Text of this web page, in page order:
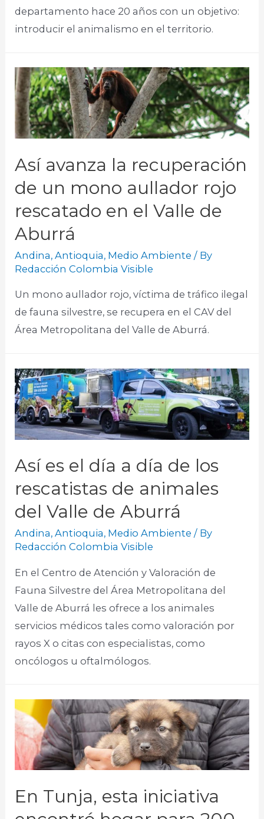
departamento hace 20 años con un objetivo:
introducir el animalismo en el territorio.
Así avanza la recuperación
de un mono aullador rojo
rescatado en el Valle de
Aburrá
Andina,Antioquia, Medio Ambiente / By
Redacción Colombia Visible
Un mono aullador rojo, víctima de tráfico ilegal
de fauna silvestre, se recupera en el CAV del
Área Metropolitana del Valle de Aburrá.
Así es el día a día de los
rescatistas de animales
del Valle de Aburrá
Andina,Antioquia, Medio Ambiente / By
Redacción Colombia Visible
En el Centro de Atención y Valoración de
Fauna Silvestre del Área Metropolitana del
Valle de Aburrá les ofrece a los animales
servicios médicos tales como valoración por
rayos X o citas con especialistas, como
oncólogos u oftalmólogos.
En Tunja, esta iniciativa